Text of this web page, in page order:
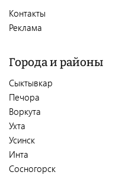
Контакты
Реклама
Города и районы
Сыктывкар
Печора
Воркута
Ухта
Усинск
Инта
Сосногорск